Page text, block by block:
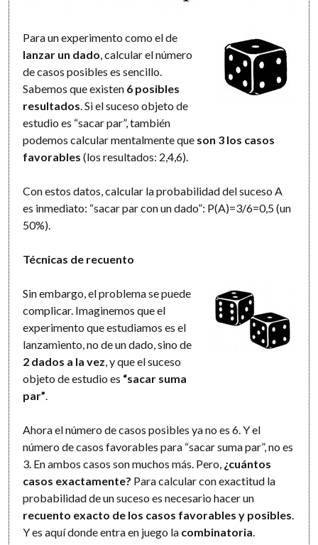
Para un experimento como el de
lanzar un dado , calcular el número
de casos posibles es sencillo.
Sabemos que existen 6 posibles
resultados . Si el suceso objeto de
estudio es “sacar par”, también
podemos calcular mentalmente que son 3 los casos
favorables (los resultados: 2,4,6).
Con estos datos, calcular la probabilidad del suceso A
es inmediato: “sacar par con un dado”: P(A)=3/6=0,5 (un
50%).
Técnicas de recuento
Sin embargo, el problema se puede
complicar. Imaginemos que el
experimento que estudiamos es el
lanzamiento, no de un dado, sino de
2 dados a la vez , y que el suceso
objeto de estudio es “sacar suma
par”
Ahora el número de casos posibles ya no es 6. Y el
número de casos favorables para “sacar suma par”, no es
3. En ambos casos son muchos más. Pero, ¿cuántos
casos exactamente? Para calcular con exactitud la
probabilidad de un suceso es necesario hacer un
recuento exacto de los casos favorables y posibles
Y es aquí donde entra en juego la combinatoria